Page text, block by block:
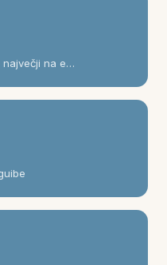
največji na e…